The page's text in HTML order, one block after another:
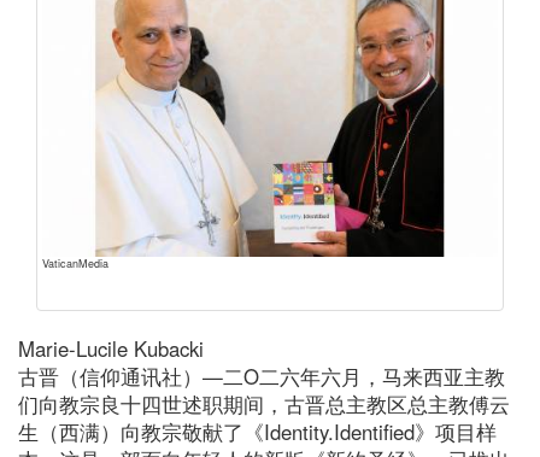
VaticanMedia
Marie-Lucile Kubacki
古晋（信仰通讯社）—二O二六年六月，马来西亚主教
们向教宗良十四世述职期间，古晋总主教区总主教傅云
生（西满）向教宗敬献了《Identity.Identified》项目样